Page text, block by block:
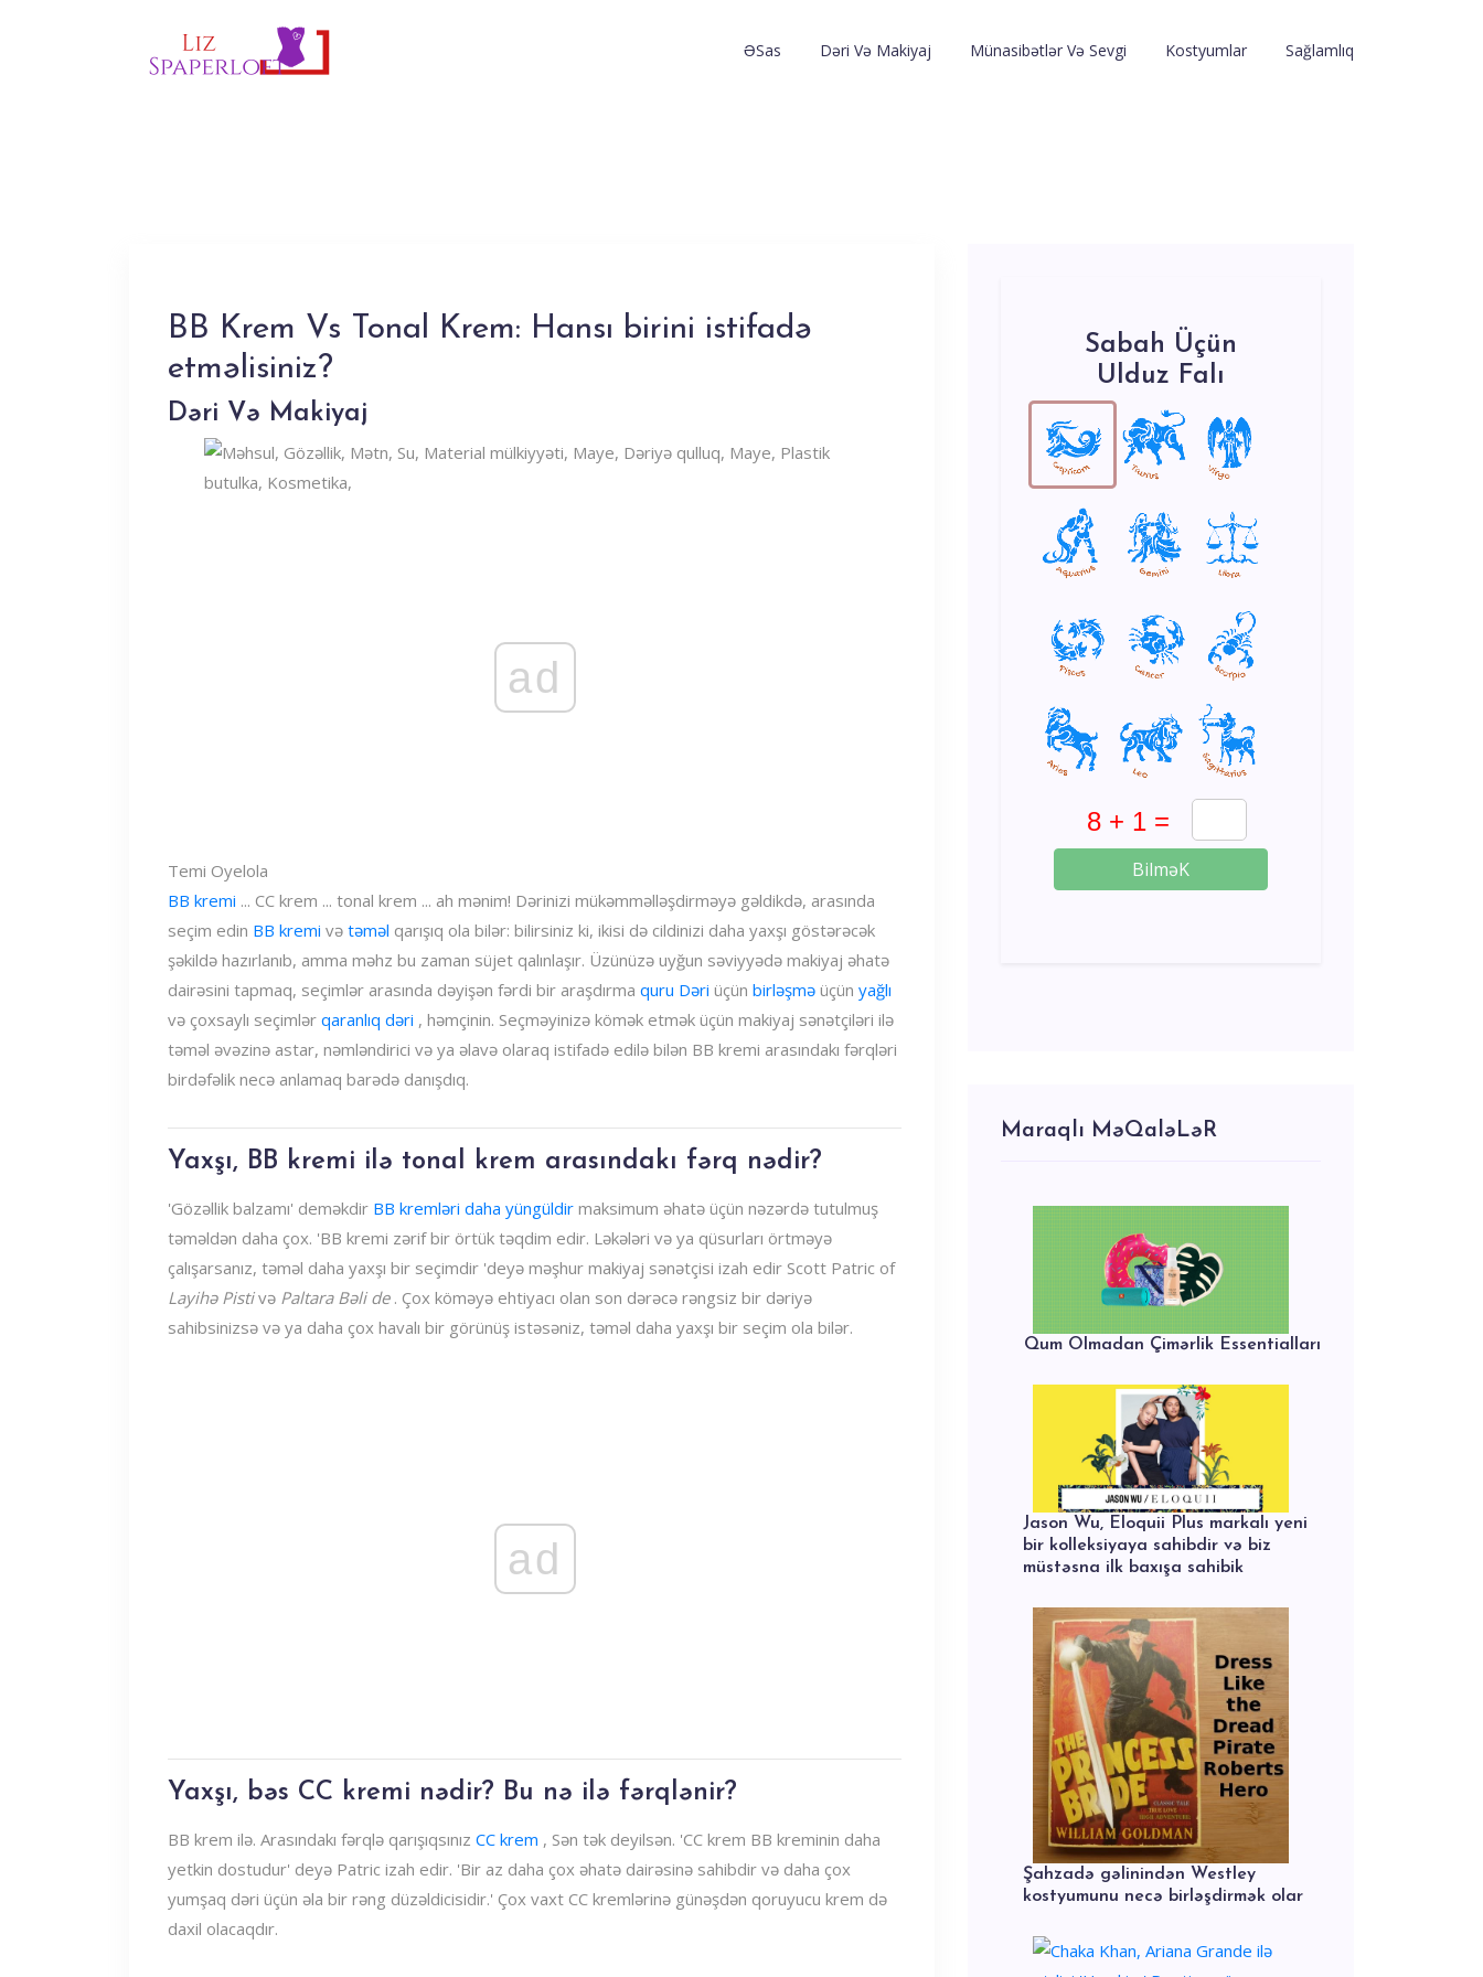
ƏSas Dəri Və Makiyaj Münasibətlər Və Sevgi Kostyumlar Sağlamlıq
BB Krem Vs Tonal Krem: Hansı birini istifadə
etməlisiniz?
Dəri Və Makiyaj
ad
Temi Oyelola
BB kremi ... CC krem ​​... tonal krem ​​... ah mənim! Dərinizi mükəmməlləşdirməyə gəldikdə, arasında
seçim edin BB kremi və təməl qarışıq ola bilər: bilirsiniz ki, ikisi də cildinizi daha yaxşı göstərəcək
şəkildə hazırlanıb, amma məhz bu zaman süjet qalınlaşır. Üzünüzə uyğun səviyyədə makiyaj əhatə
dairəsini tapmaq, seçimlər arasında dəyişən fərdi bir araşdırma quru Dəri üçün birləşmə üçün yağlı
və çoxsaylı seçimlər qaranlıq dəri , həmçinin. Seçməyinizə kömək etmək üçün makiyaj sənətçiləri ilə
təməl əvəzinə astar, nəmləndirici və ya əlavə olaraq istifadə edilə bilən BB kremi arasındakı fərqləri
birdəfəlik necə anlamaq barədə danışdıq.
Yaxşı, BB kremi ilə tonal krem ​​arasındakı fərq nədir?
'Gözəllik balzamı' deməkdir BB kremləri daha yüngüldir maksimum əhatə üçün nəzərdə tutulmuş
təməldən daha çox. 'BB kremi zərif bir örtük təqdim edir. Ləkələri və ya qüsurları örtməyə
çalışarsanız, təməl daha yaxşı bir seçimdir 'deyə məşhur makiyaj sənətçisi izah edir Scott Patric of
Layihə Pistivə Paltara Bəli de. Çox köməyə ehtiyacı olan son dərəcə rəngsiz bir dəriyə
sahibsinizsə və ya daha çox havalı bir görünüş istəsəniz, təməl daha yaxşı bir seçim ola bilər.
ad
Yaxşı, bəs CC kremi nədir? Bu nə ilə fərqlənir?
BB krem ​​ilə. Arasındakı fərqlə qarışıqsınız CC krem , Sən tək deyilsən. 'CC krem ​​BB kreminin daha
yetkin dostudur' deyə Patric izah edir. 'Bir az daha çox əhatə dairəsinə sahibdir və daha çox
yumşaq dəri üçün əla bir rəng düzəldicisidir.' Çox vaxt CC kremlərinə günəşdən qoruyucu krem ​​də
daxil olacaqdır.
Sabah Üçün
Ulduz Falı
BilməK
Maraqlı MəQaləLəR
Qum Olmadan Çimərlik Essentialları
Jason Wu, Eloquii Plus markalı yeni
bir kolleksiyaya sahibdir və biz
müstəsna ilk baxışa sahibik
Şahzadə gəlinindən Westley
kostyumunu necə birləşdirmək olar